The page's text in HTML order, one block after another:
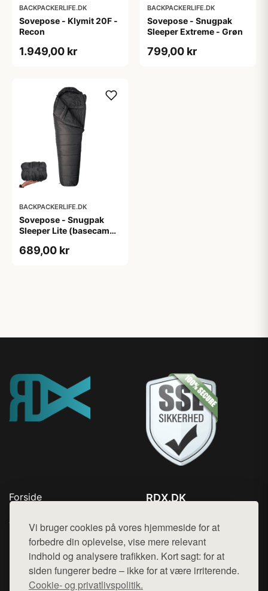
Vi bruger cookies på vores hjemmeside for at
forbedre din oplevelse, vise mere relevant
indhold og analysere trafikken. Kort sagt: for at
siden fungerer bedre – ikke for at være irriterende.
Cookie- og privatlivspolitik.
BACKPACKERLIFE.DK
Sovepose - Klymit 20F -
Recon
1.949,00 kr
BACKPACKERLIFE.DK
Sovepose - Snugpak
Sleeper Extreme - Grøn
799,00 kr
BACKPACKERLIFE.DK
Sovepose - Snugpak
Sleeper Lite (basecamp)
689,00 kr
Forside
Top Rabatter
Blog
Kontakt
RDX.DK
Mail: hej@want.dk
Cookie- og privatlivspolitik